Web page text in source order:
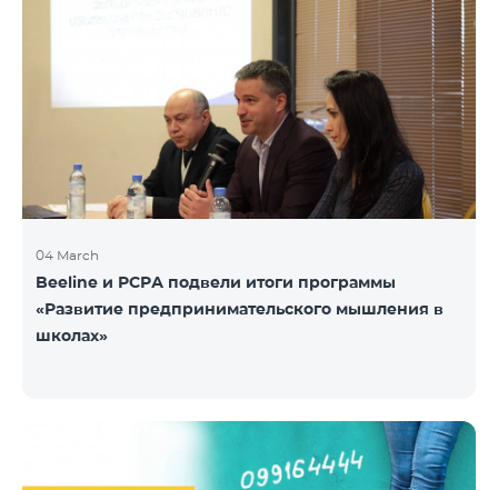
04 March
Beeline и РСРА подвели итоги программы
«Развитие предпринимательского мышления в
школах»